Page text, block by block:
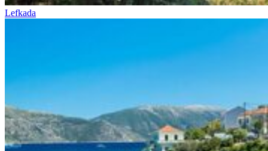
Lefkada